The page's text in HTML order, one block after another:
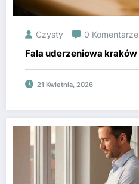
Czysty 0 Komentarze
Fala uderzeniowa kraków
21 Kwietnia, 2026